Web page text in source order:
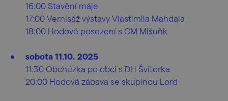
16:00 Stavění máje
17:00 Vernisáž výstavy Vlastimila Mahdala
18:00 Hodové posezení s CM Mišuňk
sobota 11.10. 2025
11:30 Obchůzka po obci s DH Švitorka
20:00 Hodová zábava se skupinou Lord